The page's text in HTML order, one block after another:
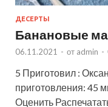
ДЕСЕРТЫ
Банановые
06.11.2021 - от admin -
5 Приготовил :
приготовления: 45
Оценить